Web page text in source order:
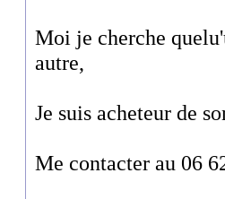
Moi je cherche
autre,
Je suis acheteur de
Me contacter au 06